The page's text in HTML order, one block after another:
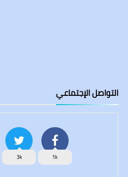
التواصل الإجتماعي
1k
3k